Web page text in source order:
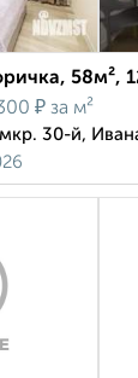
58м²,
₽ за м²
30-й,